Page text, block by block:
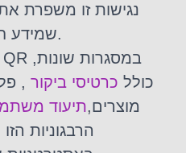
נגישות זו משפרת
שמידע חשוב יהיה זמין לכולם.
כולל כרטיסי ביקור ,
מוצרים,תיעוד
הרבגוניות